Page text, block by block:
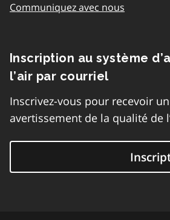
Communiquez avec nous
Inscription au système
l’air par courriel
Inscrivez-vous pour recevoir
avertissement de la qualité de